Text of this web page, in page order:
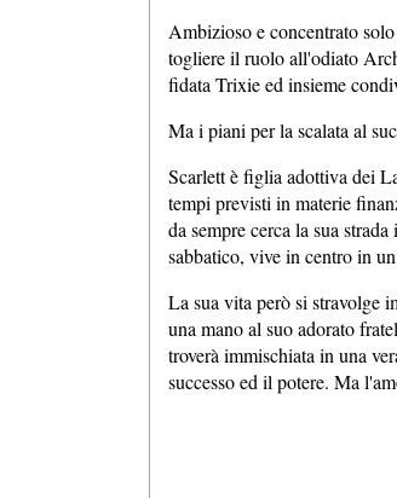
Ambizioso e concentrato
togliere il ruolo all'odiato
fidata Trixie ed insieme
Ma i piani per la scalata al
Scarlett è figlia adottiva dei
tempi previsti in materie
da sempre cerca la sua
sabbatico, vive in centro in
La sua vita però si stravolge
una mano al suo adorato
troverà immischiata in una
successo ed il potere. Ma